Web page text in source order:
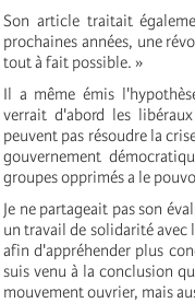
Son article traitait
prochaines années, une
tout à fait possible. »
Il a même émis
verrait d'abord les
peuvent pas résoudre la
gouvernement
groupes opprimés a le
Je ne partageait pas son
un travail de solidarité
afin d'appréhender plus
suis venu à la conclusion
mouvement ouvrier, mais